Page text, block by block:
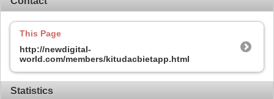
This Page
http://newdigital-
world.com/members/kitudacbietapp.html
Statistics